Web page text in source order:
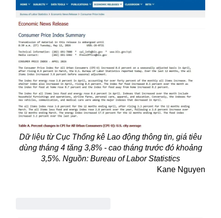
Dữ liệu từ Cục Thống kê Lao động thông tin, giá tiêu
dùng tháng 4 tăng 3,8% - cao tháng trước đó khoảng
3,5%. Nguồn: Bureau of Labor Statistics
Kane Nguyen